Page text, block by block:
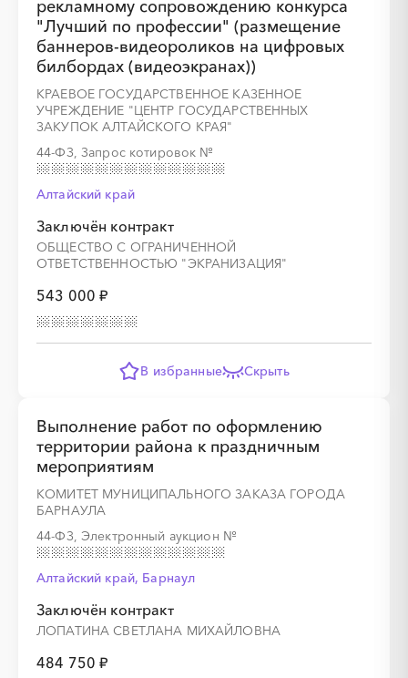
рекламному сопровождению конкурса
"Лучший по профессии" (размещение
баннеров-видеороликов на цифровых
билбордах (видеоэкранах))
КРАЕВОЕ ГОСУДАРСТВЕННОЕ КАЗЕННОЕ
УЧРЕЖДЕНИЕ "ЦЕНТР ГОСУДАРСТВЕННЫХ
ЗАКУПОК АЛТАЙСКОГО КРАЯ"
44-ФЗ, Запрос котировок №
Алтайский край
Заключён контракт
ОБЩЕСТВО С ОГРАНИЧЕННОЙ
ОТВЕТСТВЕННОСТЬЮ "ЭКРАНИЗАЦИЯ"
543 000 ₽
В избранные Скрыть
Выполнение работ по оформлению
территории района к праздничным
мероприятиям
КОМИТЕТ МУНИЦИПАЛЬНОГО ЗАКАЗА ГОРОДА
БАРНАУЛА
44-ФЗ, Электронный аукцион №
Алтайский край, Барнаул
Заключён контракт
ЛОПАТИНА СВЕТЛАНА МИХАЙЛОВНА
484 750 ₽